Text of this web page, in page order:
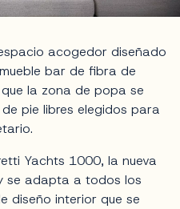
acogedor diseñado
bar de fibra de
la zona de popa se
pie libres elegidos para
Yachts 1000, la nueva
se adapta a todos los
diseño interior que se